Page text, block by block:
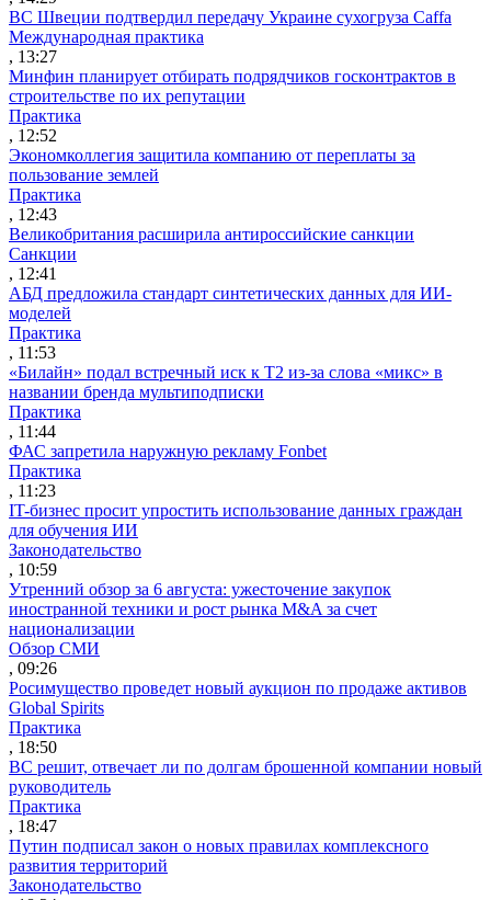
ВС Швеции подтвердил передачу Украине сухогруза Caffa
Международная практика
, 13:27
Минфин планирует отбирать подрядчиков госконтрактов в
строительстве по их репутации
Практика
, 12:52
Экономколлегия защитила компанию от переплаты за
пользование землей
Практика
, 12:43
Великобритания расширила антироссийские санкции
Санкции
, 12:41
АБД предложила стандарт синтетических данных для ИИ-
моделей
Практика
, 11:53
«Билайн» подал встречный иск к Т2 из-за слова «микс» в
названии бренда мультиподписки
Практика
, 11:44
ФАС запретила наружную рекламу Fonbet
Практика
, 11:23
IT-бизнес просит упростить использование данных граждан
для обучения ИИ
Законодательство
, 10:59
Утренний обзор за 6 августа: ужесточение закупок
иностранной техники и рост рынка M&A за счет
национализации
Обзор СМИ
, 09:26
Росимущество проведет новый аукцион по продаже активов
Global Spirits
Практика
, 18:50
ВС решит, отвечает ли по долгам брошенной компании новый
руководитель
Практика
, 18:47
Путин подписал закон о новых правилах комплексного
развития территорий
Законодательство